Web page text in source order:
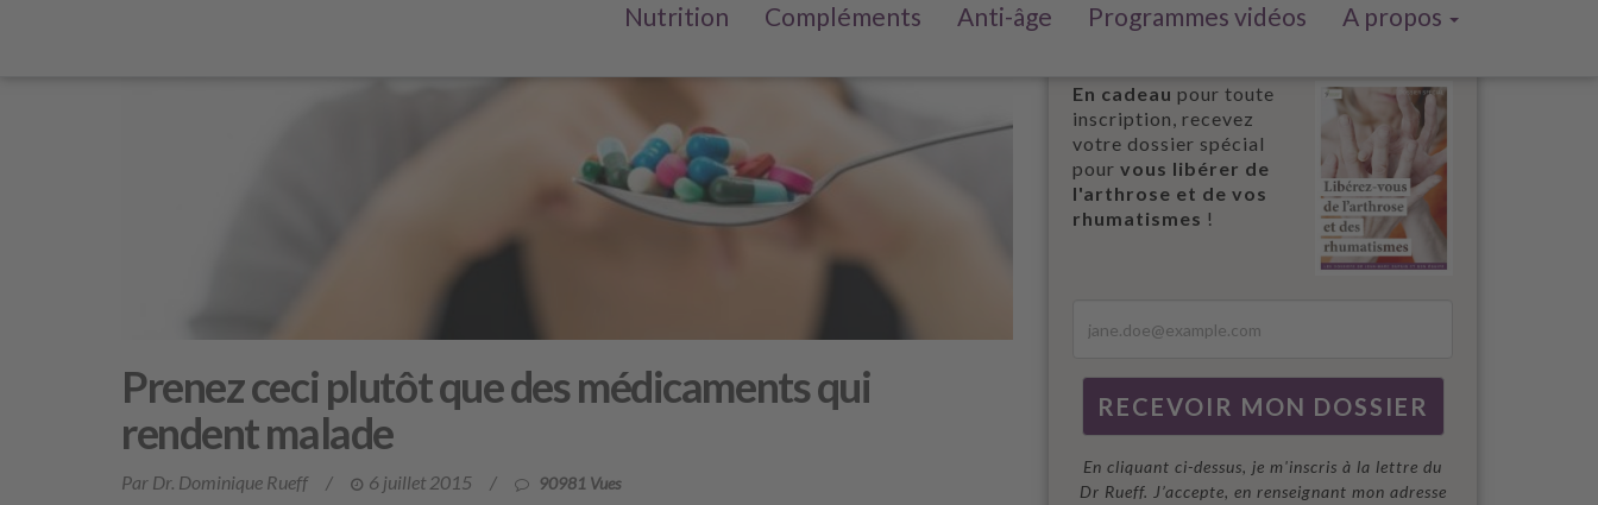
Nutrition Compléments Anti-âge Programmes vidéos A propos
Prenez ceci plutôt que des médicaments qui
rendent malade
Par Dr. Dominique Rueff / 6 juillet 2015 / 90981 Vues
En cadeau pour toute
inscription, recevez
votre dossier spécial
pour vous libérer de
l'arthrose et de vos
rhumatismes !
En cliquant ci-dessus, je m'inscris à la lettre du
Dr Rueff. J’accepte, en renseignant mon adresse